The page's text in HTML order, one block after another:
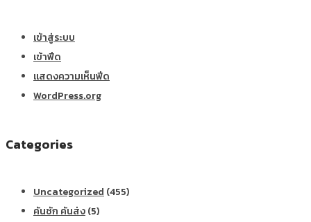
เข้าสู่ระบบ
เข้าฟีด
แสดงความเห็นฟีด
WordPress.org
Categories
Uncategorized (455)
คันชัก คันส่ง(5)